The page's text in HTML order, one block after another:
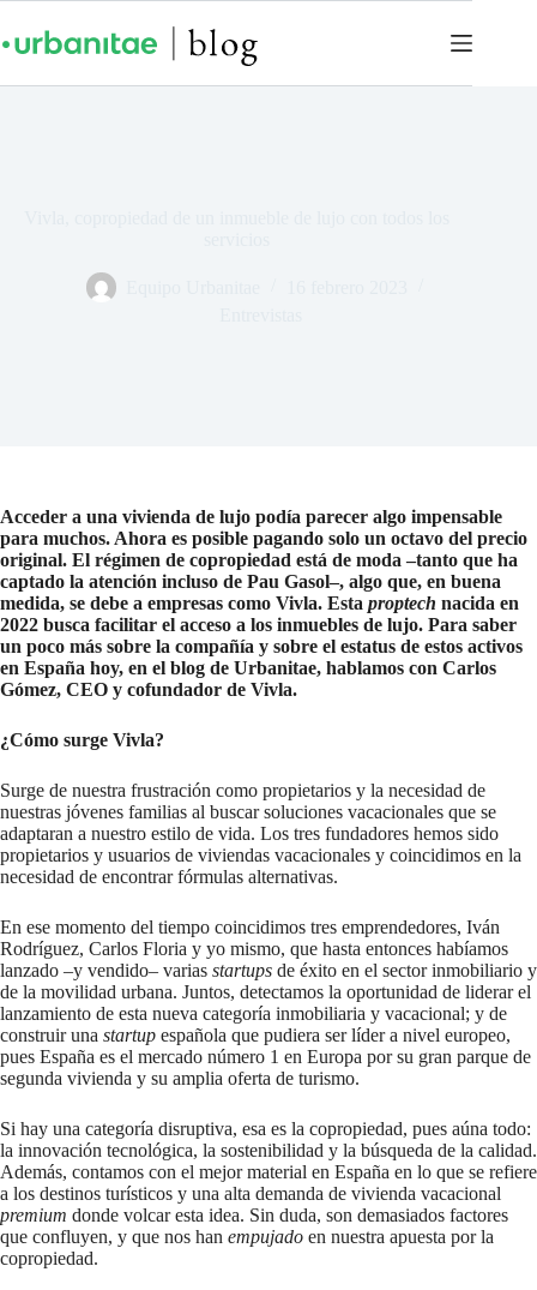
Acceder a una vivienda de lujo podía parecer algo impensable
para muchos. Ahora es posible pagando solo un octavo del precio
original. El régimen de copropiedad está de moda –tanto que ha
captado la atención incluso de Pau Gasol–, algo que, en buena
medida, se debe a empresas como Vivla. Esta proptech nacida en
2022 busca facilitar el acceso a los inmuebles de lujo. Para saber
un poco más sobre la compañía y sobre el estatus de estos activos
en España hoy, en el blog de Urbanitae, hablamos con Carlos
Gómez, CEO y cofundador de Vivla.
¿Cómo surge Vivla?
Surge de nuestra frustración como propietarios y la necesidad de
nuestras jóvenes familias al buscar soluciones vacacionales que se
adaptaran a nuestro estilo de vida. Los tres fundadores hemos sido
propietarios y usuarios de viviendas vacacionales y coincidimos en la
necesidad de encontrar fórmulas alternativas.
En ese momento del tiempo coincidimos tres emprendedores, Iván
Rodríguez, Carlos Floria y yo mismo, que hasta entonces habíamos
lanzado –y vendido– varias startups de éxito en el sector inmobiliario y
de la movilidad urbana. Juntos, detectamos la oportunidad de liderar el
lanzamiento de esta nueva categoría inmobiliaria y vacacional; y de
construir una startup española que pudiera ser líder a nivel europeo,
pues España es el mercado número 1 en Europa por su gran parque de
segunda vivienda y su amplia oferta de turismo.
Si hay una categoría disruptiva, esa es la copropiedad, pues aúna todo:
la innovación tecnológica, la sostenibilidad y la búsqueda de la calidad.
Además, contamos con el mejor material en España en lo que se refiere
a los destinos turísticos y una alta demanda de vivienda vacacional
premium donde volcar esta idea. Sin duda, son demasiados factores
que confluyen, y que nos han empujado en nuestra apuesta por la
copropiedad.